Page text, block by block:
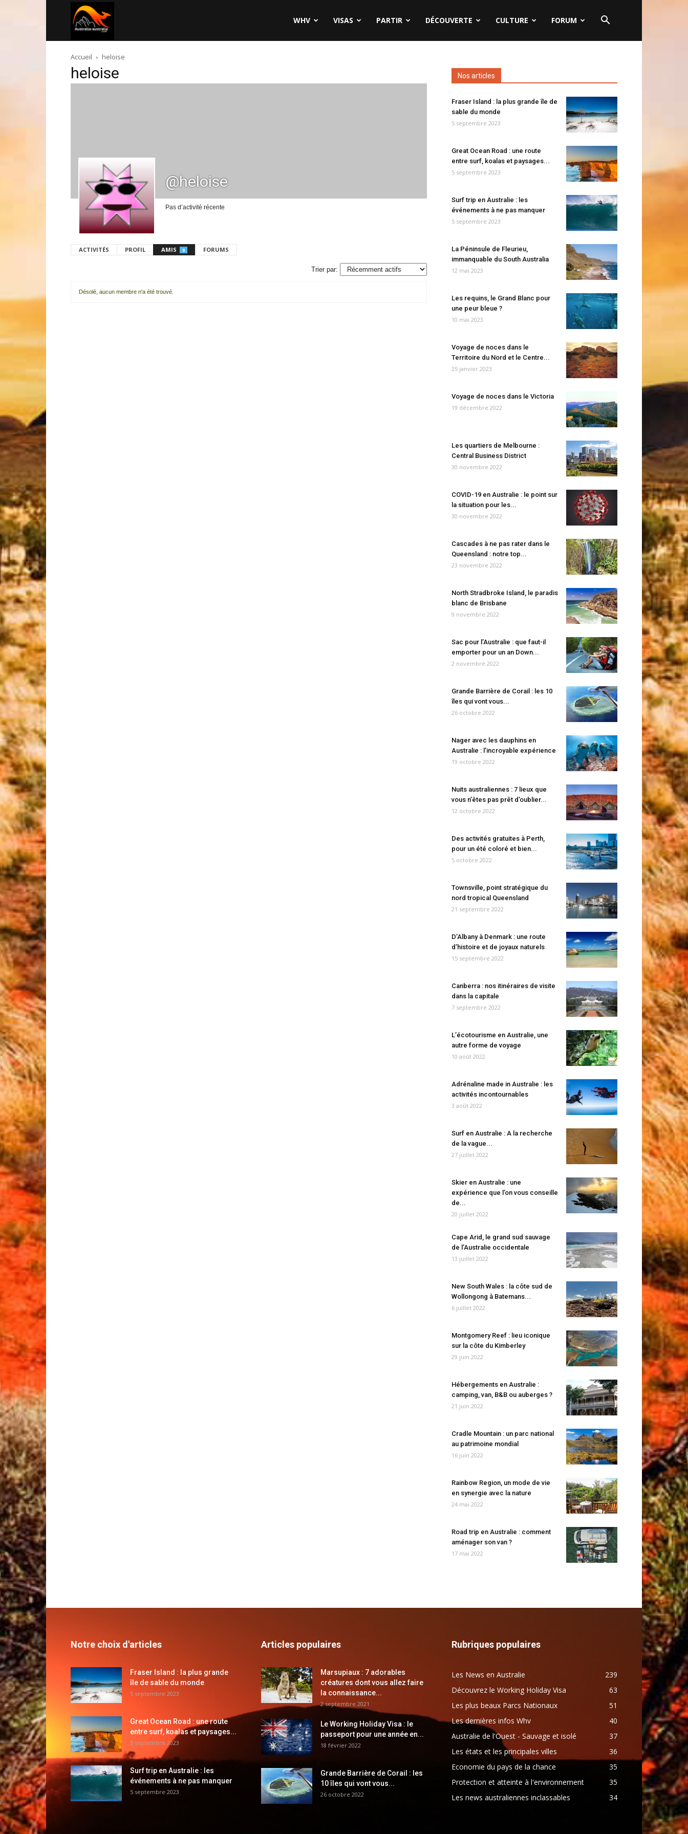
australie.com
WHV VISAS PARTIR DÉCOUVERTE CULTURE FORUM
Accueil heloise
heloise
@heloise
Pas d’activité récente
ACTIVITÉS PROFIL AMIS 0 FORUMS
Trier par:
Désolé, aucun membre n'a été trouvé.
Nos articles
Fraser Island : la plus grande île de
sable du monde
5 septembre 2023
Great Ocean Road : une route
entre surf, koalas et paysages...
5 septembre 2023
Surf trip en Australie : les
événements à ne pas manquer
5 septembre 2023
La Péninsule de Fleurieu,
immanquable du South Australia
12 mai 2023
Les requins, le Grand Blanc pour
une peur bleue ?
10 mai 2023
Voyage de noces dans le
Territoire du Nord et le Centre...
25 janvier 2023
Voyage de noces dans le Victoria
19 décembre 2022
Les quartiers de Melbourne :
Central Business District
30 novembre 2022
COVID-19 en Australie : le point sur
la situation pour les...
30 novembre 2022
Cascades à ne pas rater dans le
Queensland : notre top...
23 novembre 2022
North Stradbroke Island, le paradis
blanc de Brisbane
9 novembre 2022
Sac pour l’Australie : que faut-il
emporter pour un an Down...
2 novembre 2022
Grande Barrière de Corail : les 10
îles qui vont vous...
26 octobre 2022
Nager avec les dauphins en
Australie : l’incroyable expérience
19 octobre 2022
Nuits australiennes : 7 lieux que
vous n’êtes pas prêt d’oublier...
12 octobre 2022
Des activités gratuites à Perth,
pour un été coloré et bien...
5 octobre 2022
Townsville, point stratégique du
nord tropical Queensland
21 septembre 2022
D’Albany à Denmark : une route
d’histoire et de joyaux naturels
15 septembre 2022
Canberra : nos itinéraires de visite
dans la capitale
7 septembre 2022
L’écotourisme en Australie, une
autre forme de voyage
10 août 2022
Adrénaline made in Australie : les
activités incontournables
3 août 2022
Surf en Australie : A la recherche
de la vague...
27 juillet 2022
Skier en Australie : une
expérience que l’on vous conseille
de...
20 juillet 2022
Cape Arid, le grand sud sauvage
de l’Australie occidentale
13 juillet 2022
New South Wales : la côte sud de
Wollongong à Batemans...
6 juillet 2022
Montgomery Reef : lieu iconique
sur la côte du Kimberley
29 juin 2022
Hébergements en Australie :
camping, van, B&B ou auberges ?
21 juin 2022
Cradle Mountain : un parc national
au patrimoine mondial
16 juin 2022
Rainbow Region, un mode de vie
en synergie avec la nature
24 mai 2022
Road trip en Australie : comment
aménager son van ?
17 mai 2022
Notre choix d'articles
Fraser Island : la plus grande
île de sable du monde
5 septembre 2023
Great Ocean Road : une route
entre surf, koalas et paysages...
5 septembre 2023
Surf trip en Australie : les
événements à ne pas manquer
5 septembre 2023
Articles populaires
Marsupiaux : 7 adorables
créatures dont vous allez faire
la connaissance...
2 septembre 2021
Le Working Holiday Visa : le
passeport pour une année en...
18 février 2022
Grande Barrière de Corail : les
10 îles qui vont vous...
26 octobre 2022
Rubriques populaires
Les News en Australie
239
Découvrez le Working Holiday Visa
63
Les plus beaux Parcs Nationaux
51
Les dernières infos Whv
40
Australie de l'Ouest - Sauvage et isolé
37
Les états et les principales villes
36
Economie du pays de la chance
35
Protection et atteinte à l'environnement
35
Les news australiennes inclassables
34